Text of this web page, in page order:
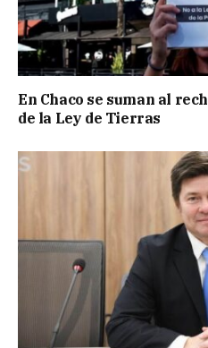
En Chaco se suman al
de la Ley de Tierras